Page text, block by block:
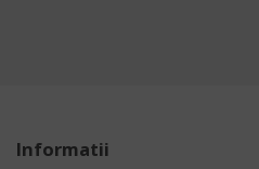
Informatii